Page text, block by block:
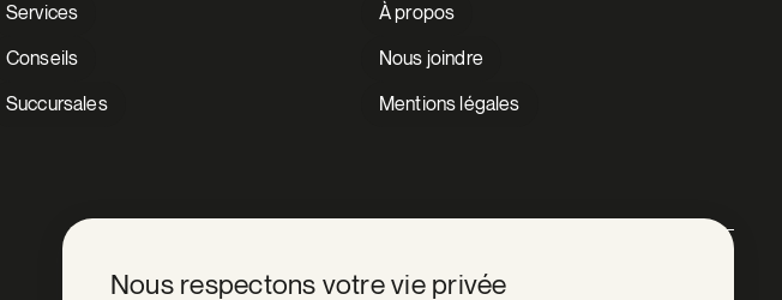
Services
Conseils
Succursales
À propos
Nous joindre
Mentions légales
V Extermination
Facebook
Nous respectons votre vie privée